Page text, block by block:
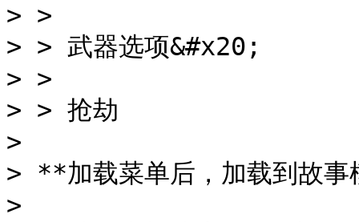
> >
> > 武器选项&#x20;
> >
> > 抢劫
>
> **加载菜单后，加载到故
>